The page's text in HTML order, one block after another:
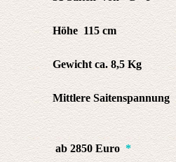
Höhe 115 cm
Gewicht ca. 8,5 Kg
Mittlere Saitenspannung
ab 2850 Euro *